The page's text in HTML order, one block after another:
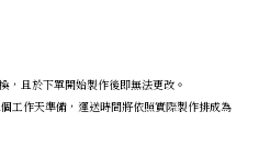
，且於下單開始製作後即無法更改。
工作天準備，運送時間將依照實際製作排成為